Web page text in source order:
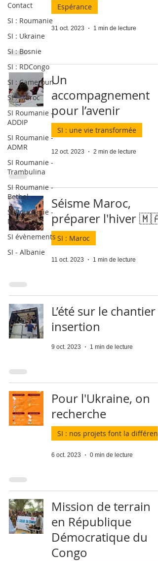
Contact
SI : Roumanie
SI : Ukraine
SI : Bosnie
SI : RDCongo
SI : Cameroun
SI : Maroc
SI Roumanie -
ADDIP
SI Roumanie -
ADMR
SI Roumanie -
Trambulina
SI Roumanie -
Bethel
SI Roumanie -
MEV
SI évènements
SI - Albanie
Espérance
31 oct. 2023 1 min de lecture
Un
accompagnement
pour l’avenir
SI : une vie transformée
12 oct. 2023 2 min de lecture
Séisme Maroc,
préparer l'hiver 🇲🇦
SI : Maroc
11 oct. 2023 1 min de lecture
L’été sur le chantier
insertion
9 oct. 2023 1 min de lecture
Pour l'Ukraine, on
recherche
SI : nos projets font la
6 oct. 2023 0 min de lecture
Mission de terrain
en République
Démocratique du
Congo